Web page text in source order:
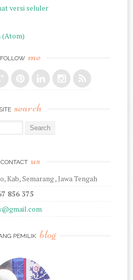
versi seluler
(Atom)
FOLLOW me
SITE search
CONTACT us
Kab, Semarang , Jawa Tengah
856 375
PEMILIK blog